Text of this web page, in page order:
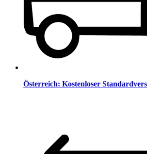
Österreich: Kostenloser